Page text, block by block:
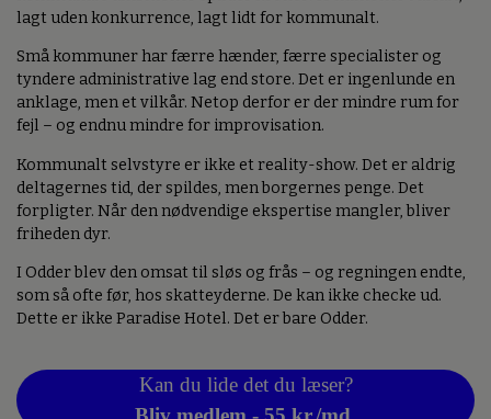
lagt uden konkurrence, lagt lidt for kommunalt.
Små kommuner har færre hænder, færre specialister og
tyndere administrative lag end store. Det er ingenlunde en
anklage, men et vilkår. Netop derfor er der mindre rum for
fejl – og endnu mindre for improvisation.
Kommunalt selvstyre er ikke et reality-show. Det er aldrig
deltagernes tid, der spildes, men borgernes penge. Det
forpligter. Når den nødvendige ekspertise mangler, bliver
friheden dyr.
I Odder blev den omsat til sløs og frås – og regningen endte,
som så ofte før, hos skatteyderne. De kan ikke checke ud.
Dette er ikke Paradise Hotel. Det er bare Odder.
Kan du lide det du læser?